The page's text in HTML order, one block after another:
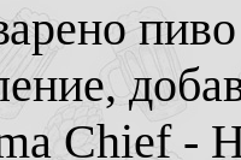
Chief -